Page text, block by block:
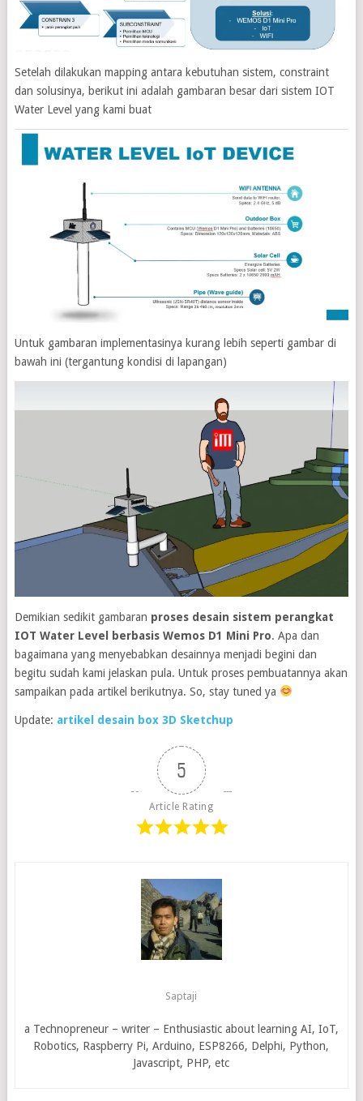
Setelah dilakukan mapping antara kebutuhan sistem, constraint
dan solusinya, berikut ini adalah gambaran besar dari sistem IOT
Water Level yang kami buat
Untuk gambaran implementasinya kurang lebih seperti gambar di
bawah ini (tergantung kondisi di lapangan)
Demikian sedikit gambaran proses desain sistem perangkat
IOT Water Level berbasis Wemos D1 Mini Pro. Apa dan
bagaimana yang menyebabkan desainnya menjadi begini dan
begitu sudah kami jelaskan pula. Untuk proses pembuatannya akan
sampaikan pada artikel berikutnya. So, stay tuned ya
Update: artikel desain box 3D Sketchup
5
Article Rating
Saptaji
a Technopreneur – writer – Enthusiastic about learning AI, IoT,
Robotics, Raspberry Pi, Arduino, ESP8266, Delphi, Python,
Javascript, PHP, etc